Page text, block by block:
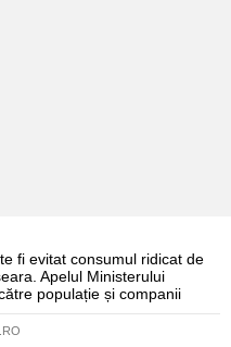
fi evitat consumul ridicat de
Apelul Ministerului
populație și companii